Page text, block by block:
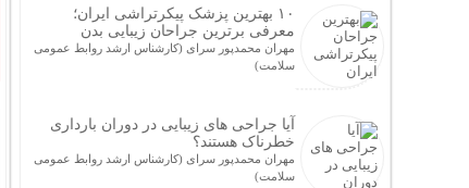
۱۰ بهترین پزشک پیکرتراشی ایران؛
معرفی برترین جراحان زیبایی بدن
مهران محمدپور سرای (کارشناس ارشد روابط عمومی
سلامت)
آیا جراحی های زیبایی در دوران بارداری
خطرناک هستند؟
مهران محمدپور سرای (کارشناس ارشد روابط عمومی
سلامت)